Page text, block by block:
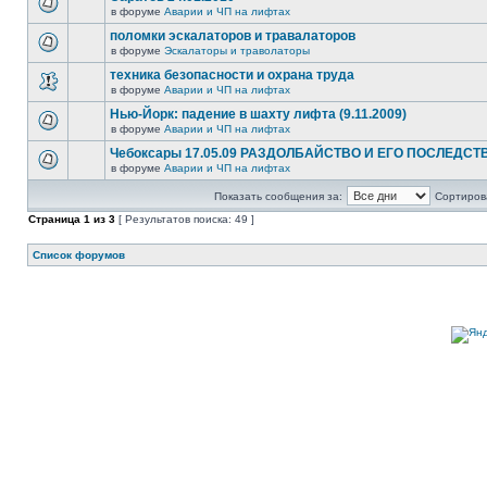
в форуме Аварии и ЧП на лифтах
поломки эскалаторов и травалаторов
в форуме Эскалаторы и траволаторы
техника безопасности и охрана труда
в форуме Аварии и ЧП на лифтах
Нью-Йорк: падение в шахту лифта (9.11.2009)
в форуме Аварии и ЧП на лифтах
Чебоксары 17.05.09 РАЗДОЛБАЙСТВО И ЕГО
в форуме Аварии и ЧП на лифтах
Показать сообщения за:
Страница 1 из 3 [ Результатов поиска: 49 ]
Список форумов